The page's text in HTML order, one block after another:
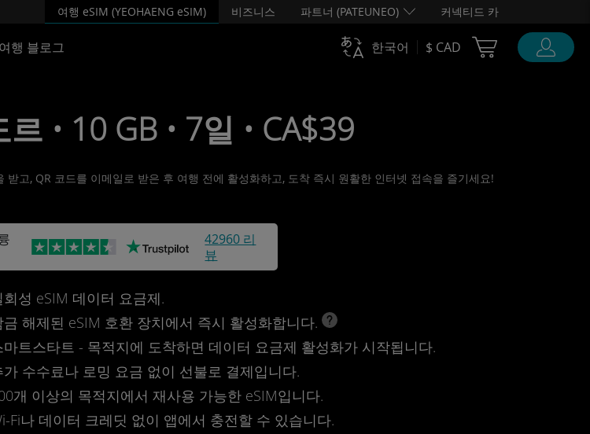
여행 eSIM (YEOHAENG eSIM) 비즈니스 파트너 (PATEUNEO) 커넥티드 카
여행 블로그 한국어 $ CAD Cart Ubigi
• 10 GB • 7일 • CA$39
고, QR 코드를 이메일로 받은 후 여행 전에 활성화하고, 도착 즉시 원활한 인터넷 접속을 즐기세요!
42960 리
뷰
회성 eSIM 데이터 요금제.
금 해제된 eSIM 호환 장치에서 즉시 활성화합니다.
마트스타트 - 목적지에 도착하면 데이터 요금제 활성화가 시작됩니다.
가 수수료나 로밍 요금 없이 선불로 결제입니다.
개 이상의 목적지에서 재사용 가능한 eSIM입니다.
Fi나 데이터 크레딧 없이 앱에서 충전할 수 있습니다.